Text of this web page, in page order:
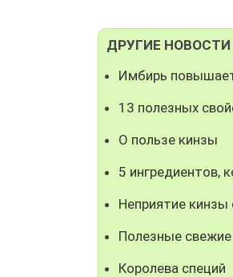
ДРУГИЕ
Имбирь
13 полезных
О пользе кинзы
5 ингредиентов,
Неприятие кинзы
Полезные
Королева специй